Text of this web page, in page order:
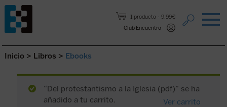
1 producto
9,99€
Club Encuentro
Saltar al contenido.
Inicio > Libros > Ebooks
“Del protestantismo a la Iglesia (pdf)” se ha
añadido a tu carrito.
Ver carrito